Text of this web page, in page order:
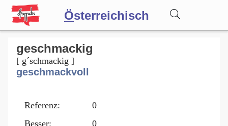
Österreichisch
Wörterbuch
Forum
Blog
geschmackig
[ g´schmackig ]
geschmackvoll
Referenz:
0
Besser:
0